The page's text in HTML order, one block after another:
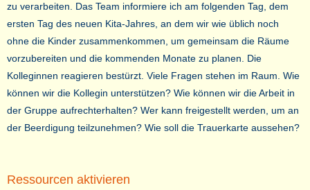
zu verarbeiten. Das Team informiere ich am folgenden Tag, dem
ersten Tag des neuen Kita-Jahres, an dem wir wie üblich noch
ohne die Kinder zusammenkommen, um gemeinsam die Räume
vorzubereiten und die kommenden Monate zu planen. Die
Kolleginnen reagieren bestürzt. Viele Fragen stehen im Raum. Wie
können wir die Kollegin unterstützen? Wie können wir die Arbeit in
der Gruppe aufrechterhalten? Wer kann freigestellt werden, um an
der Beerdigung teilzunehmen? Wie soll die Trauerkarte aussehen?
Ressourcen aktivieren